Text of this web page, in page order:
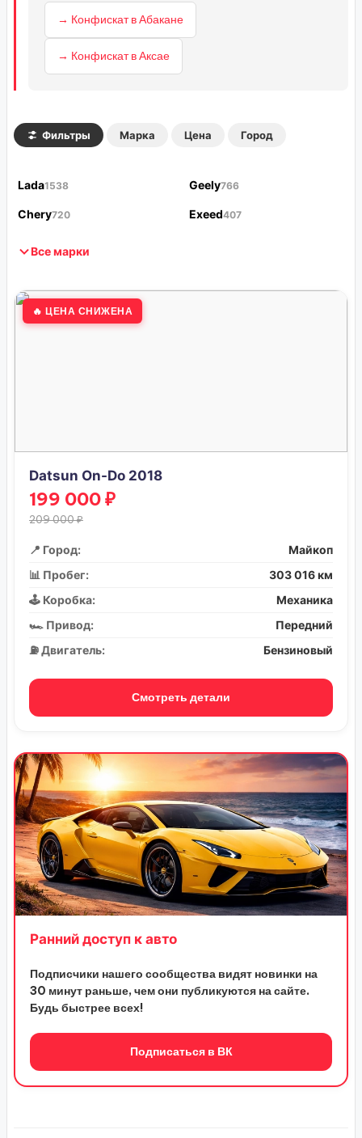
→ Конфискат в Абакане
→ Конфискат в Аксае
Фильтры Марка Цена Город
Lada1538 Geely766
Chery720 Exeed407
Все марки
🔥 ЦЕНА СНИЖЕНА
Datsun On-Do 2018
199 000 ₽
209 000 ₽
📍 Город:
Майкоп
📊 Пробег:
303 016 км
🕹️ Коробка:
Механика
🏎️ Привод:
Передний
⛽ Двигатель:
Бензиновый
Смотреть детали
Ранний доступ к авто
Подписчики нашего сообщества видят новинки на
30 минут раньше, чем они публикуются на сайте.
Будь быстрее всех!
Подписаться в ВК